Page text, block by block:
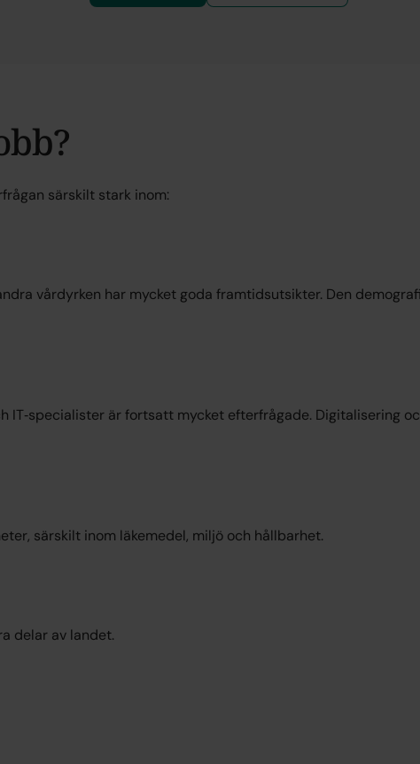
särskilt stark inom:
vårdyrken har mycket goda framtidsutsikter. Den
IT‑specialister är fortsatt mycket efterfrågade. Digitalisering
särskilt inom läkemedel, miljö och hållbarhet.
delar av landet.